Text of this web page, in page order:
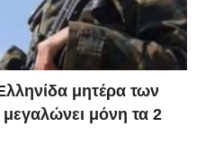
μητέρα των
μόνη τα 2